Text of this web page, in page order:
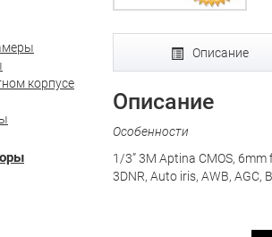
корпусе
Описание
Описание
Особенности
1/3” 3M Aptina CMOS,
3DNR, Auto iris, AWB, AGC,